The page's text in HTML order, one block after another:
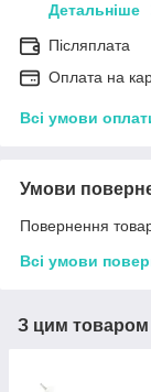
Детальніше
Післяплата
Оплата на
Всі умови
Умови
Повернення
Всі умови
З цим